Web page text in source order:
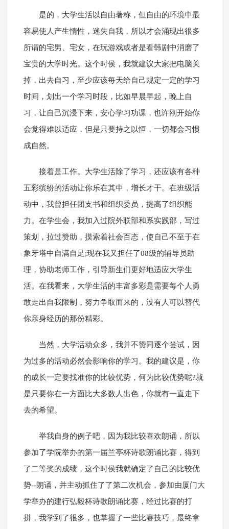
是的，大学生活以自由著称，但自由的环境中最
容易使人产生惰性，迷失自我，所以才会涌现出很多
所谓的宅男、宅女，在玩游戏或者是看韩剧中消磨了
宝贵的大学时光。这个时侯，我就建议大家把电脑关
掉，出去自习，至少应该每天给自己规定一定的学习
时间，划出一个学习时段，比如早晨早起，晚上自
习，让自己沉浸下来，安心学习功课，也许刚开始你
会觉得难以适应，但是只要持之以恒，一切都会习惯
成自然。
接着是工作。大学生活除了学习，还应该有各种
五彩缤纷的活动让你乐在其中，增长才干。在班级活
动中，我曾担任团支书和组织委员，提高了组织能
力。在学生会，我加入过院外联部和系实践部，写过
策划，拉过赞助，摸索着社会百态，使自己不至于在
象牙塔中自满自足;现在我又担任了08级的辅导员助
理，协助老师工作，引导新生们更好地适应大学生
活。在我看来，大学生活的丰富多彩是需要每个人勇
敢走出自我限制，努力争取而来的，没有人可以替代
你亲身经历的那份精彩。
当然，大学活动众多，我并不赞同逐个尝试，因
为过多的活动必然会影响你的学习。我的建议是，你
的成长一定要找准你的比较优势，何为比较优势呢?就
是只要你在一方面比大多数人出色，你就有一直走下
去的希望。
举我自身的例子吧，因为我比较喜欢朗诵，所以
参加了学院举办的第一届兰亭杯诗歌朗诵比赛，得到
了二等奖的成绩，这个时侯我就确定了自己的比较优
势--朗诵，并主动抓住了了第二次机会，参加由厦门大
学举办的建行弘毅杯诗歌朗诵比赛，经过比赛的打
拼，我学到了很多，也掌握了一些比赛技巧，最终拿